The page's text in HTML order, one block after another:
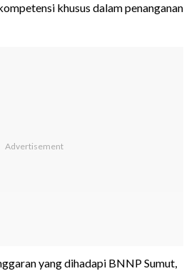
khusus dalam penanganan
yang dihadapi BNNP Sumut,